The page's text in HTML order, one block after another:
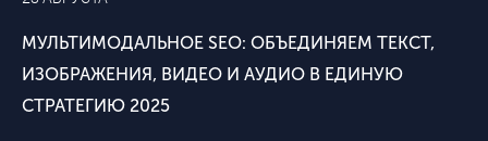
МУЛЬТИМОДАЛЬНОЕ SEO: ОБЪЕДИНЯЕМ ТЕКСТ,
ИЗОБРАЖЕНИЯ, ВИДЕО И АУДИО В ЕДИНУЮ
СТРАТЕГИЮ 2025